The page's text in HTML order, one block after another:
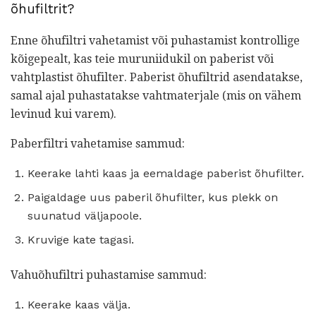
õhufiltrit?
Enne õhufiltri vahetamist või puhastamist kontrollige
kõigepealt, kas teie muruniidukil on paberist või
vahtplastist õhufilter. Paberist õhufiltrid asendatakse,
samal ajal puhastatakse vahtmaterjale (mis on vähem
levinud kui varem).
Paberfiltri vahetamise sammud:
Keerake lahti kaas ja eemaldage paberist õhufilter.
Paigaldage uus paberil õhufilter, kus plekk on
suunatud väljapoole.
Kruvige kate tagasi.
Vahuõhufiltri puhastamise sammud:
Keerake kaas välja.